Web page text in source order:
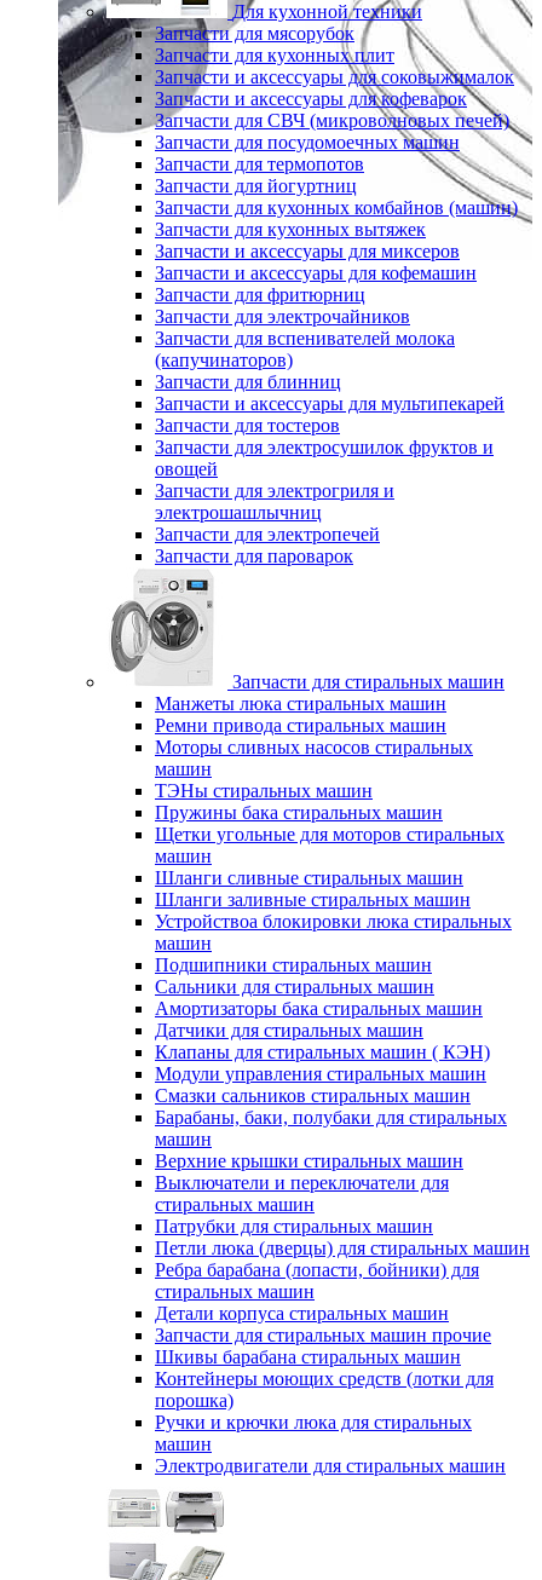
Для кухонной техники
Запчасти для мясорубок
Запчасти для кухонных плит
Запчасти и аксессуары для соковыжималок
Запчасти и аксессуары для кофеварок
Запчасти для СВЧ (микроволновых печей)
Запчасти для посудомоечных машин
Запчасти для термопотов
Запчасти для йогуртниц
Запчасти для кухонных комбайнов (машин)
Запчасти для кухонных вытяжек
Запчасти и аксессуары для миксеров
Запчасти и аксессуары для кофемашин
Запчасти для фритюрниц
Запчасти для электрочайников
Запчасти для вспенивателей молока
(капучинаторов)
Запчасти для блинниц
Запчасти и аксессуары для мультипекарей
Запчасти для тостеров
Запчасти для электросушилок фруктов и
овощей
Запчасти для электрогриля и
электрошашлычниц
Запчасти для электропечей
Запчасти для пароварок
Запчасти для стиральных машин
Манжеты люка стиральных машин
Ремни привода стиральных машин
Моторы сливных насосов стиральных
машин
ТЭНы стиральных машин
Пружины бака стиральных машин
Щетки угольные для моторов стиральных
машин
Шланги сливные стиральных машин
Шланги заливные стиральных машин
Устройствоа блокировки люка стиральных
машин
Подшипники стиральных машин
Сальники для стиральных машин
Амортизаторы бака стиральных машин
Датчики для стиральных машин
Клапаны для стиральных машин ( КЭН)
Модули управления стиральных машин
Смазки сальников стиральных машин
Барабаны, баки, полубаки для стиральных
машин
Верхние крышки стиральных машин
Выключатели и переключатели для
стиральных машин
Патрубки для стиральных машин
Петли люка (дверцы) для стиральных машин
Ребра барабана (лопасти, бойники) для
стиральных машин
Детали корпуса стиральных машин
Запчасти для стиральных машин прочие
Шкивы барабана стиральных машин
Контейнеры моющих средств (лотки для
порошка)
Ручки и крючки люка для стиральных
машин
Электродвигатели для стиральных машин